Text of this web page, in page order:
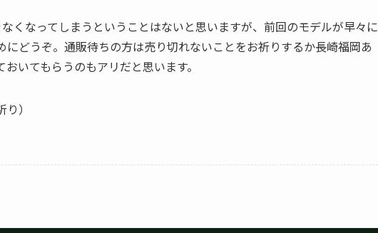
くなってしまうということはないと思いますが、前回のモデルが早々に
どうぞ。通販待ちの方は売り切れないことをお祈りするか長崎福岡あ
いてもらうのもアリだと思います。
）